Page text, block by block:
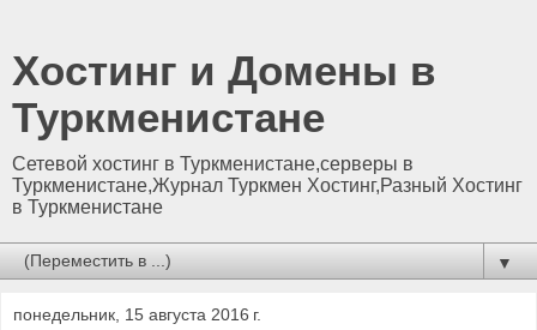
Хостинг и Домены в
Туркменистане
Сетевой хостинг в Туркменистане,серверы в
Туркменистане,Журнал Туркмен Хостинг,Разный Хостинг
в Туркменистане
▼
понедельник, 15 августа 2016 г.